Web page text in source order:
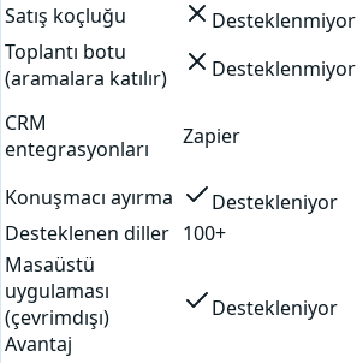
Satış koçluğu
Desteklenmiyor
Toplantı botu
(aramalara katılır)
Desteklenmiyor
CRM
entegrasyonları
Zapier
Konuşmacı ayırma
Destekleniyor
Desteklenen diller 100+
Masaüstü
uygulaması
(çevrimdışı)
Avantaj
Destekleniyor